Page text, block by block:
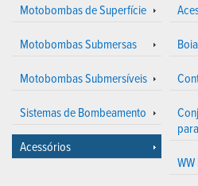
Motobombas de Superfície
Motobombas Submersas
Motobombas Submersíveis
Sistemas de Bombeamento
Acessórios